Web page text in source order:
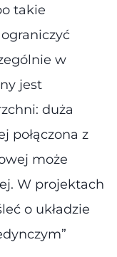
takie
w
jest
duża
połączona z
może
W projektach
o układzie